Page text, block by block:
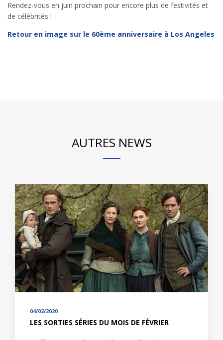
Rendez-vous en juin prochain pour encore plus de festivités et
de célébrités !
Retour en image sur le 60ème anniversaire à Los Angeles
AUTRES NEWS
04/02/2020
LES SORTIES SÉRIES DU MOIS DE FÉVRIER